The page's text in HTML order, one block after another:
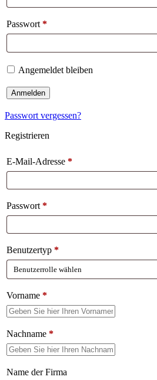
Passwort *
Angemeldet bleiben
Anmelden
Passwort vergessen?
Registrieren
E-Mail-Adresse *
Passwort *
Benutzertyp *
Vorname *
Nachname *
Name der Firma